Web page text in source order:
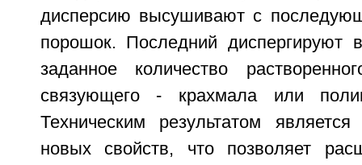
дисперсию высушивают с
порошок. Последний диспергируют
заданное количество
связующего - крахмала или
Техническим результатом
новых свойств, что позволяет